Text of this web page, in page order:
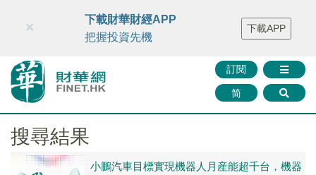
財華智庫網 FINTV FINMETA 財華證券 媒體矩陣
智庫沙龍
聯絡我們
訂閱
简
×
下載財華財經APP
把握投資先機
下載APP
搜尋結果
小鵬汽車目標實現機器人月産能超千台，機器